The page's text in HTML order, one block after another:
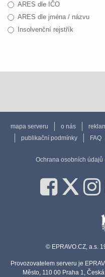
ARES dle IČO
ARES dle jména / názvu
Insolvenční rejstřík
mapa serveru o nás
publikační podmínky
FAQ
Ochrana osobních údajů
© EPRAVO.CZ, a.s.
Provozovatelem serveru je
Město, 110 00 Praha 1,